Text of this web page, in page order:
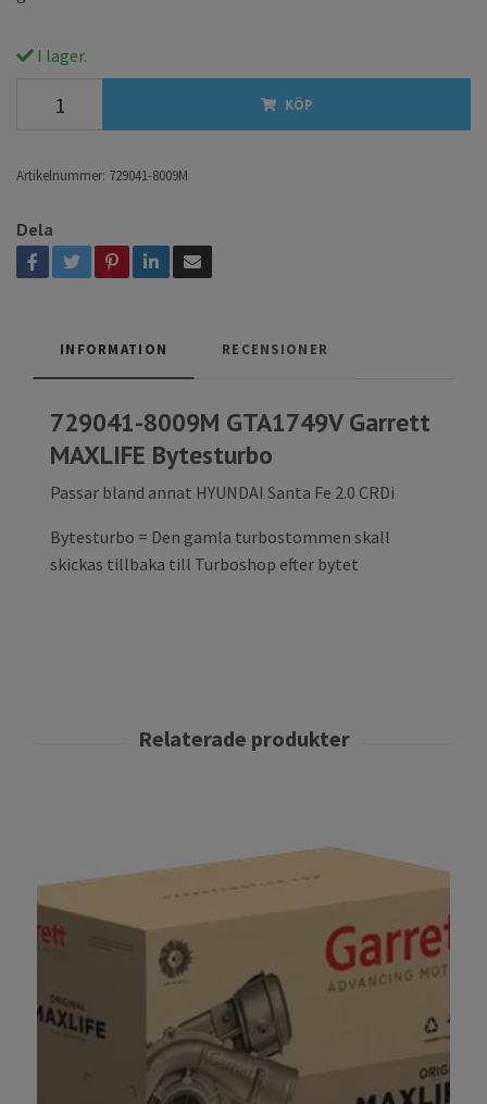
I lager.
KÖP
Artikelnummer: 729041-8009M
Dela
INFORMATION RECENSIONER
729041-8009M GTA1749V Garrett
MAXLIFE Bytesturbo
Passar bland annat HYUNDAI Santa Fe 2.0 CRDi
Bytesturbo = Den gamla turbostommen skall
skickas tillbaka till Turboshop efter bytet